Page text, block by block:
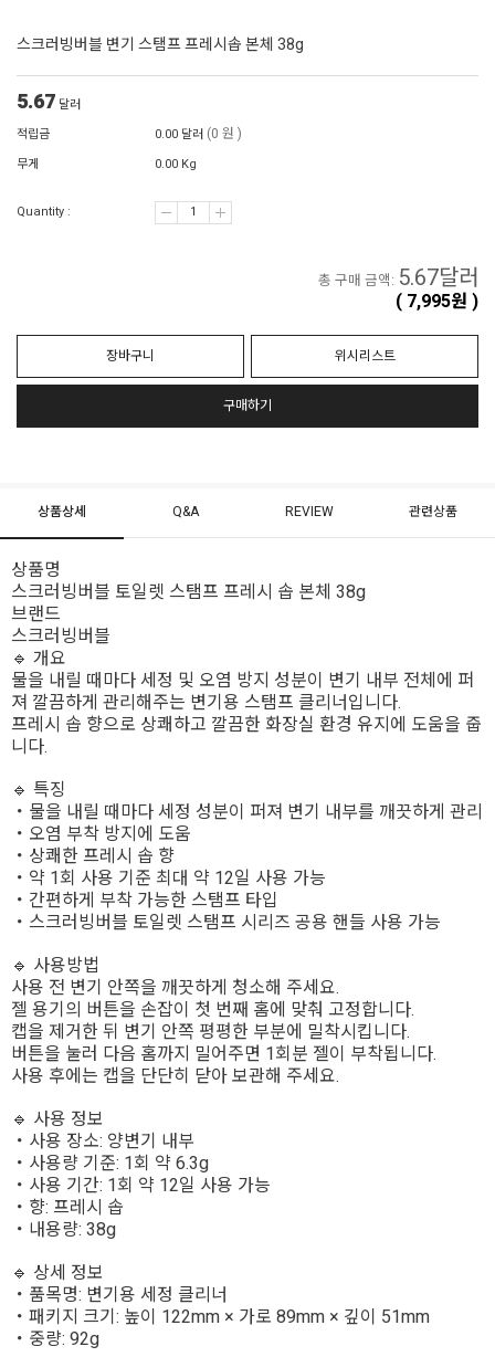
스크러빙버블 변기 스탬프 프레시솝 본체 38g
5.67 달러
적립금
0.00 달러 (0 원 )
무게 0.00 Kg
Quantity :
총 구매 금액: 5.67달러
( 7,995원 )
장바구니 위시리스트
구매하기
상품상세 Q&A REVIEW 관련상품
상품명
스크러빙버블 토일렛 스탬프 프레시 솝 본체 38g
브랜드
스크러빙버블
🔹 개요
물을 내릴 때마다 세정 및 오염 방지 성분이 변기 내부 전체에 퍼
져 깔끔하게 관리해주는 변기용 스탬프 클리너입니다.
프레시 솝 향으로 상쾌하고 깔끔한 화장실 환경 유지에 도움을 줍
니다.
🔹 특징
・물을 내릴 때마다 세정 성분이 퍼져 변기 내부를 깨끗하게 관리
・오염 부착 방지에 도움
・상쾌한 프레시 솝 향
・약 1회 사용 기준 최대 약 12일 사용 가능
・간편하게 부착 가능한 스탬프 타입
・스크러빙버블 토일렛 스탬프 시리즈 공용 핸들 사용 가능
🔹 사용방법
사용 전 변기 안쪽을 깨끗하게 청소해 주세요.
젤 용기의 버튼을 손잡이 첫 번째 홈에 맞춰 고정합니다.
캡을 제거한 뒤 변기 안쪽 평평한 부분에 밀착시킵니다.
버튼을 눌러 다음 홈까지 밀어주면 1회분 젤이 부착됩니다.
사용 후에는 캡을 단단히 닫아 보관해 주세요.
🔹 사용 정보
・사용 장소: 양변기 내부
・사용량 기준: 1회 약 6.3g
・사용 기간: 1회 약 12일 사용 가능
・향: 프레시 솝
・내용량: 38g
🔹 상세 정보
・품목명: 변기용 세정 클리너
・패키지 크기: 높이 122mm × 가로 89mm × 깊이 51mm
・중량: 92g